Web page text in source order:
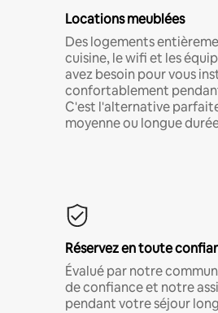
Locations meublées
Des logements
cuisine, le wifi et les
avez besoin pour vous
confortablement
C'est l'alternative
moyenne ou longue
Réservez en toute
Évalué par notre
de confiance et notre
pendant votre séjour